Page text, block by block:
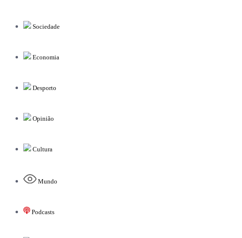
Sociedade
Economia
Desporto
Opinião
Cultura
Mundo
Podcasts